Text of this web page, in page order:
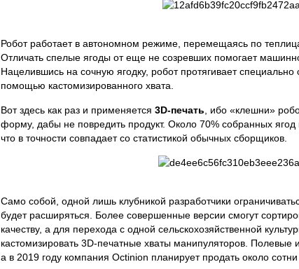
Робот работает в автономном режиме, перемещаясь по
Отличать спелые ягоды от еще не созревших помогает
Нацелившись на сочную ягодку, робот протягивает
помощью кастомизированного хвата.
Вот здесь как раз и применяется 3D-печать , ибо «клешни»
форму, дабы не повредить продукт. Около 70% собранных
что в точности совпадает со статистикой обычных сборщиков.
Само собой, одной лишь клубникой разработчики
будет расширяться. Более совершенные версии смогут
качеству, а для перехода с одной сельскохозяйственной
кастомизировать 3D-печатные хваты манипуляторов. Полевые
а в 2019 году компания Octinion планирует продать около